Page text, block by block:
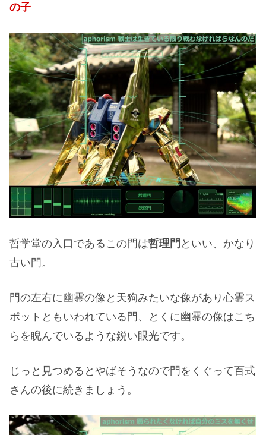
の子
哲学堂の入口であるこの門は哲理門 といい、かなり
古い門。
門の左右に幽霊の像と天狗みたいな像があり心霊ス
ポットともいわれている門、とくに幽霊の像はこち
らを睨んでいるような鋭い眼光です。
じっと見つめるとやばそうなので門をくぐって百式
さんの後に続きましょう。